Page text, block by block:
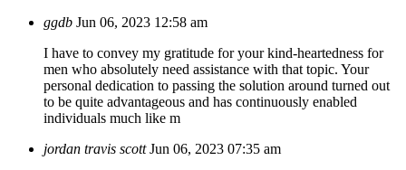
ggdb Jun 06, 2023 12:58 am
I have to convey my gratitude for your kind-heartedness for
men who absolutely need assistance with that topic. Your
personal dedication to passing the solution around turned out
to be quite advantageous and has continuously enabled
individuals much like m
jordan travis scott Jun 06, 2023 07:35 am